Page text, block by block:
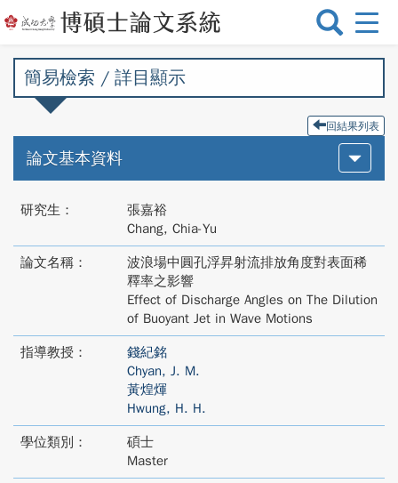
選
切
簡易檢索 / 詳目顯示
回結果列表
論文基本資料
研究生：
張嘉裕
Chang, Chia-Yu
論文名稱：
波浪場中圓孔浮昇射流排放角度對表面稀
釋率之影響
Effect of Discharge Angles on The Dilution
of Buoyant Jet in Wave Motions
指導教授：
錢紀銘
Chyan, J. M.
黃煌煇
Hwung, H. H.
學位類別：
碩士
Master